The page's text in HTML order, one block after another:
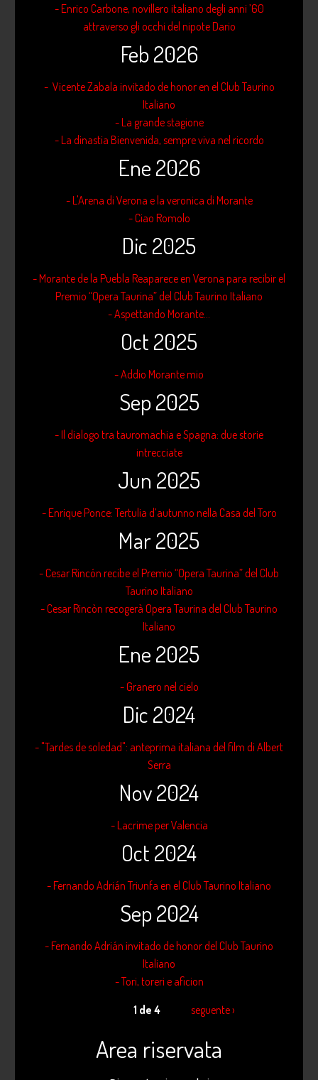
- Enrico Carbone, novillero italiano degli anni ’60
attraverso gli occhi del nipote Dario
Feb 2026
- Vicente Zabala invitado de honor en el Club Taurino
Italiano
- La grande stagione
- La dinastia Bienvenida, sempre viva nel ricordo
Ene 2026
- L'Arena di Verona e la veronica di Morante
- Ciao Romolo
Dic 2025
- Morante de la Puebla Reaparece en Verona para recibir el
Premio “Opera Taurina” del Club Taurino Italiano
- Aspettando Morante...
Oct 2025
- Addio Morante mio
Sep 2025
- Il dialogo tra tauromachia e Spagna: due storie
intrecciate
Jun 2025
- Enrique Ponce: Tertulia d’autunno nella Casa del Toro
Mar 2025
- Cesar Rincón recibe el Premio “Opera Taurina” del Club
Taurino Italiano
- Cesar Rincòn recogerà Opera Taurina del Club Taurino
Italiano
Ene 2025
- Granero nel cielo
Dic 2024
- "Tardes de soledad": anteprima italiana del film di Albert
Serra
Nov 2024
- Lacrime per Valencia
Oct 2024
- Fernando Adrián Triunfa en el Club Taurino Italiano
Sep 2024
- Fernando Adrián invitado de honor del Club Taurino
Italiano
- Tori, toreri e aficion
1 de 4
seguente ›
Area riservata